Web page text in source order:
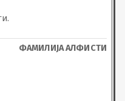
ФАМИЛИЈА АЛФИСТИ